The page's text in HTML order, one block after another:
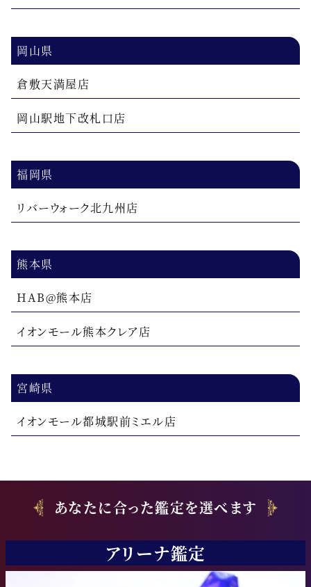
岡山県
倉敷天満屋店
岡山駅地下改札口店
福岡県
リバーウォーク北九州店
熊本県
HAB@熊本店
イオンモール熊本クレア店
宮崎県
イオンモール都城駅前ミエル店
あなたに合った鑑定を選べます
アリーナ鑑定